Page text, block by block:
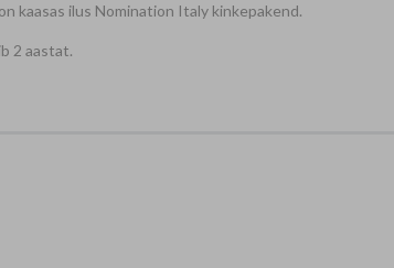
kaasas ilus Nomination Italy kinkepakend.
2 aastat.